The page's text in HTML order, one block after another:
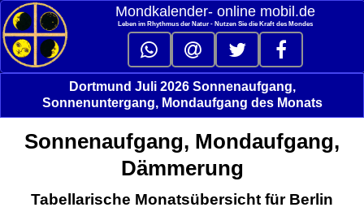
Mondkalender‑ online mobil.de
Leben im Rhythmus der Natur - Nutzen Sie die Kraft des Mondes
Dortmund Juli 2026 Sonnenaufgang,
Sonnenuntergang, Mondaufgang des Monats
Sonnenaufgang, Mondaufgang,
Dämmerung
Tabellarische Monatsübersicht für Berlin